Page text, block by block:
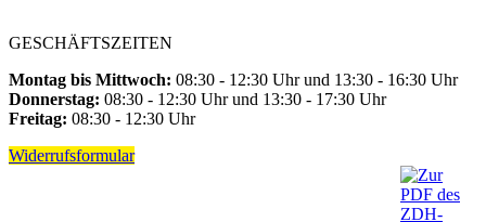
GESCHÄFTSZEITEN
Montag bis Mittwoch: 08:30 - 12:30 Uhr und 13:30 - 16:30 Uhr
Donnerstag: 08:30 - 12:30 Uhr und 13:30 - 17:30 Uhr
Freitag: 08:30 - 12:30 Uhr
Widerrufsformular